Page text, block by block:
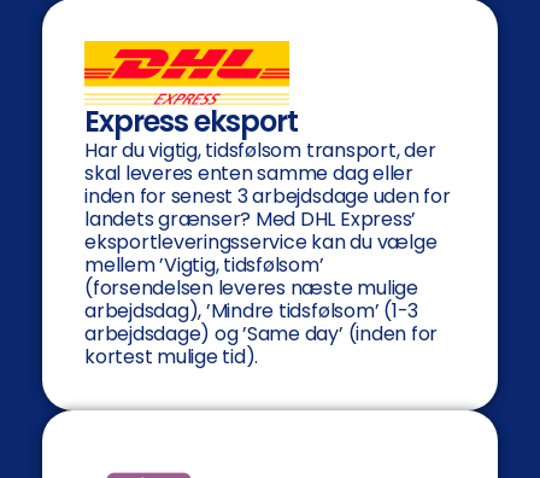
Express eksport
Har du vigtig, tidsfølsom transport, der
skal leveres enten samme dag eller
inden for senest 3 arbejdsdage uden for
landets grænser? Med DHL Express’
eksportleveringsservice kan du vælge
mellem ’Vigtig, tidsfølsom’
(forsendelsen leveres næste mulige
arbejdsdag), ’Mindre tidsfølsom’ (1-3
arbejdsdage) og ’Same day’ (inden for
kortest mulige tid).